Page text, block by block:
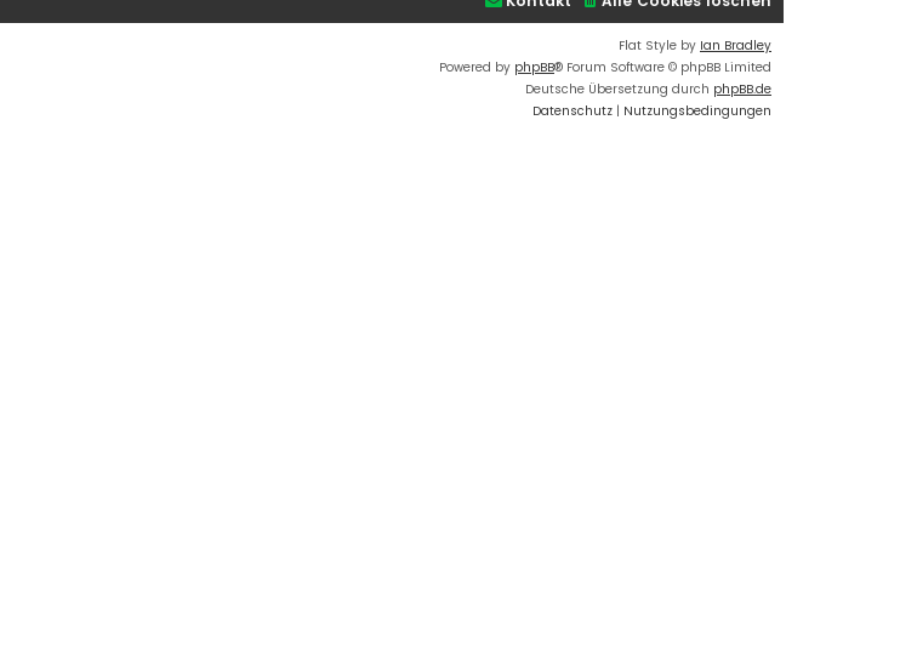
Flat Style by Ian Bradley
Powered by phpBB® Forum Software © phpBB Limited
Deutsche Übersetzung durch phpBB.de
Datenschutz | Nutzungsbedingungen